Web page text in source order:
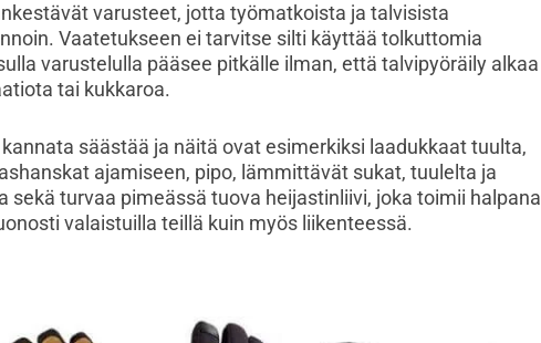
varusteet, jotta työmatkoista ja talvisista
Vaatetukseen ei tarvitse silti käyttää tolkuttomia
varustelulla pääsee pitkälle ilman, että talvipyöräily alkaa
tai kukkaroa.
säästää ja näitä ovat esimerkiksi laadukkaat tuulta,
ajamiseen, pipo, lämmittävät sukat, tuulelta ja
sekä turvaa pimeässä tuova heijastinliivi, joka toimii halpana
valaistuilla teillä kuin myös liikenteessä.